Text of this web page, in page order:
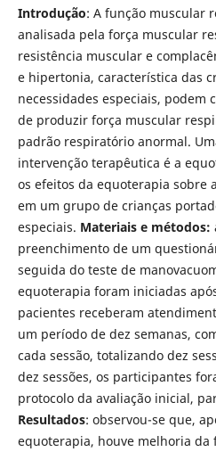
Introdução: A função muscular
analisada pela força muscular
resistência muscular e
e hipertonia, característica das
necessidades especiais, podem
de produzir força muscular
padrão respiratório anormal.
intervenção terapêutica é a
os efeitos da equoterapia sobre
em um grupo de crianças
especiais. Materiais e métodos:
preenchimento de um
seguida do teste de
equoterapia foram iniciadas
pacientes receberam
um período de dez semanas,
cada sessão, totalizando dez
dez sessões, os participantes
protocolo da avaliação inicial,
Resultados: observou-se que,
equoterapia, houve melhoria da